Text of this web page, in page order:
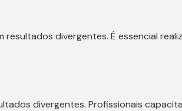
divergentes. É essencial
divergentes. Profissionais